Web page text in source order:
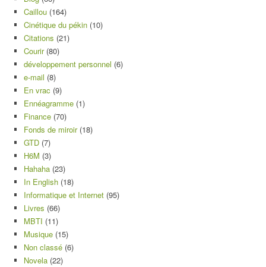
Caillou (164)
Cinétique du pékin (10)
Citations (21)
Courir(80)
développement personnel (6)
e-mail (8)
En vrac (9)
Ennéagramme (1)
Finance (70)
Fonds de miroir(18)
GTD (7)
H6M (3)
Hahaha (23)
In English (18)
Informatique et Internet (95)
Livres (66)
MBTI (11)
Musique (15)
Non classé (6)
Novela (22)